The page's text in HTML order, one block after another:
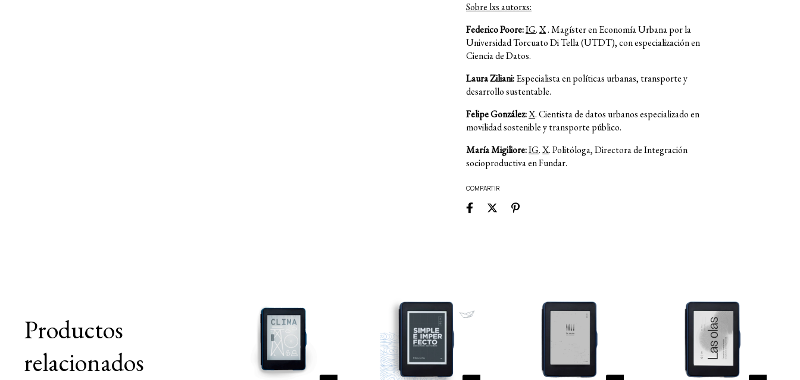
Sobre lxs autorxs:
Federico Poore:IG.X. Magíster en Economía Urbana por la
Universidad Torcuato Di Tella (UTDT), con especialización en
Ciencia de Datos.
Laura Ziliani:Especialista en políticas urbanas, transporte y
desarrollo sustentable.
Felipe González:X. Cientista de datos urbanos especializado en
movilidad sostenible y transporte público.
María Migiliore:IG.X. Politóloga, Directora de Integración
socioproductiva en Fundar.
COMPARTIR
Productos
relacionados